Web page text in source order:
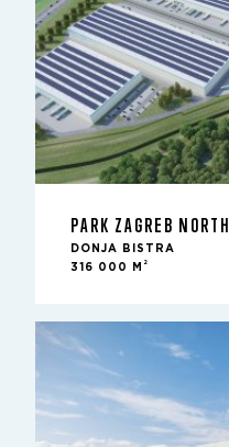
PARK ZAGREB NORTH
DONJA BISTRA
316 000 M
2